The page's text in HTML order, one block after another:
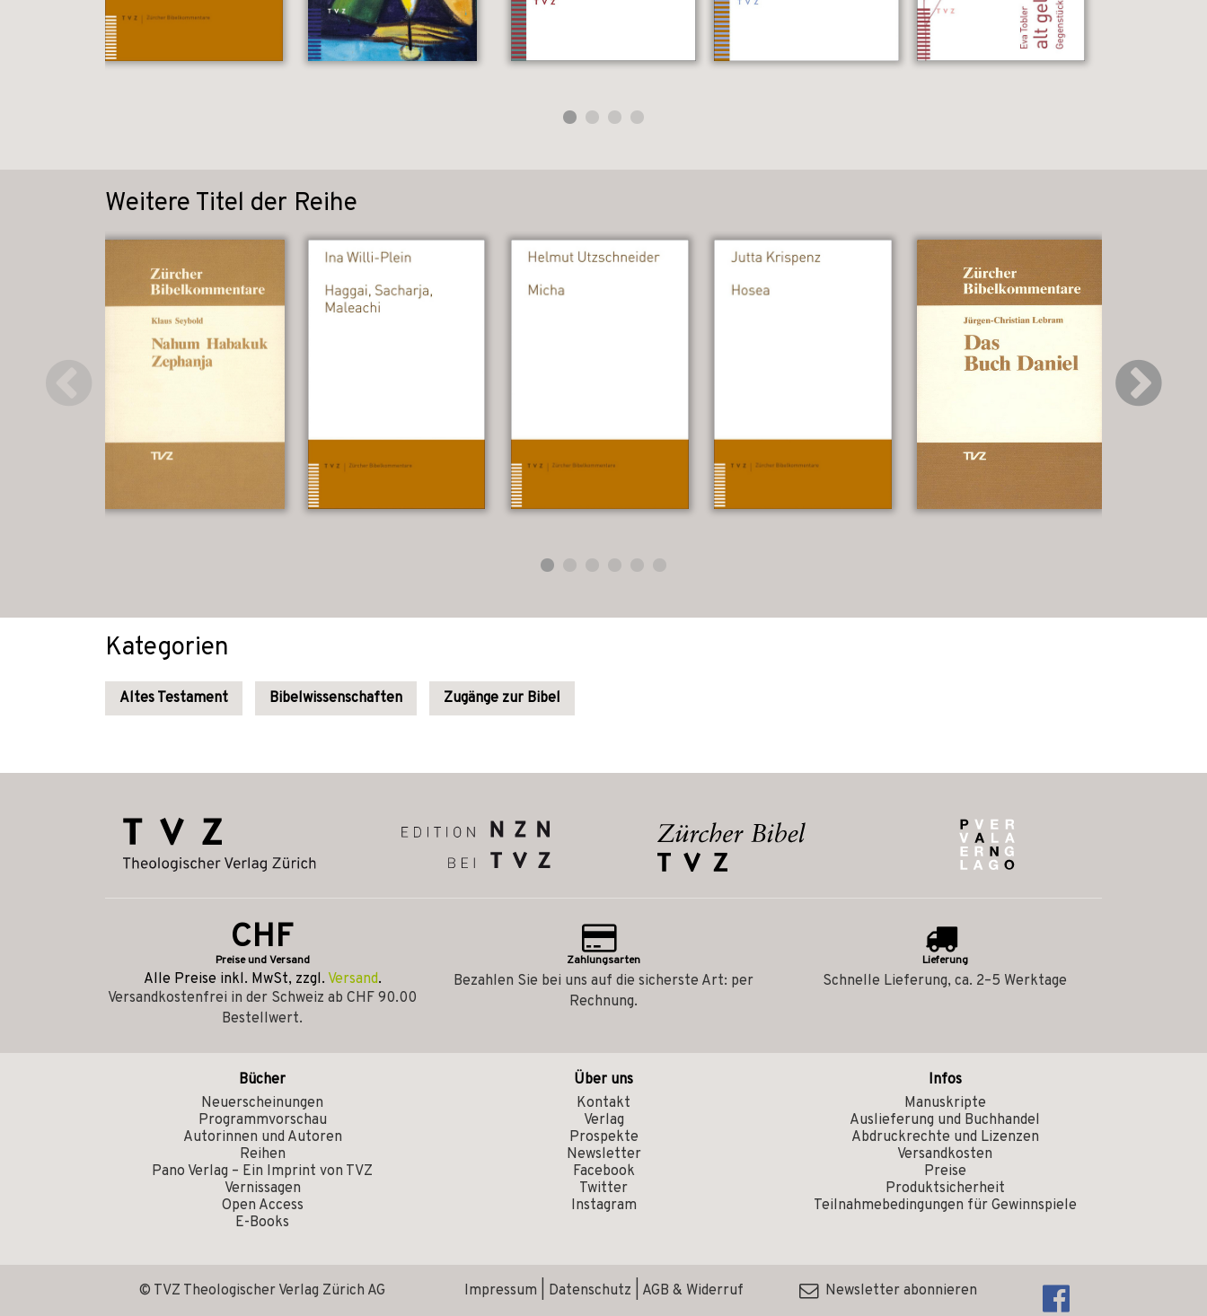
Weitere Titel der Reihe
Kategorien
Altes Testament Bibelwissenschaften Zugänge zur Bibel
CHF
Preise und Versand
Alle Preise inkl. MwSt, zzgl. Versand.
Versandkostenfrei in der Schweiz ab CHF 90.00
Bestellwert.
Zahlungsarten
Bezahlen Sie bei uns auf die sicherste Art: per
Rechnung.
Lieferung
Schnelle Lieferung, ca. 2–5 Werktage
Bücher
Neuerscheinungen
Programmvorschau
Autorinnen und Autoren
Reihen
Pano Verlag – Ein Imprint von TVZ
Vernissagen
Open Access
E-Books
Über uns
Kontakt
Verlag
Prospekte
Newsletter
Facebook
Twitter
Instagram
Infos
Manuskripte
Auslieferung und Buchhandel
Abdruckrechte und Lizenzen
Versandkosten
Preise
Produktsicherheit
Teilnahmebedingungen für Gewinnspiele
© TVZ Theologischer Verlag Zürich AG Impressum Datenschutz AGB & Widerruf Newsletter abonnieren